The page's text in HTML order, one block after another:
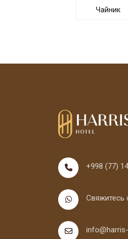
Чайник
+998 (77)
Свяжитесь